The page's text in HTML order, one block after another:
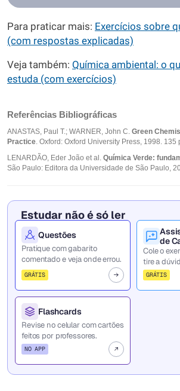
Para praticar mais: Exercícios sobre
(com respostas explicadas)
Veja também: Química ambiental: o
estuda (com exercícios)
Referências Bibliográficas
ANASTAS, Paul T.; WARNER, John C. Green
Practice. Oxford: Oxford University Press, 1998. 135
LENARDÃO, Eder João et al. Química Verde:
São Paulo: Editora da Universidade de São Paulo,
Estudar não é só ler
Questões
Pratique com gabarito
comentado e veja onde errou.
GRÁTIS
de
Cole o
tire a
GRÁTIS
Flashcards
Revise no celular com cartões
feitos por professores.
NO APP